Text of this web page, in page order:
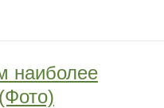
наиболее